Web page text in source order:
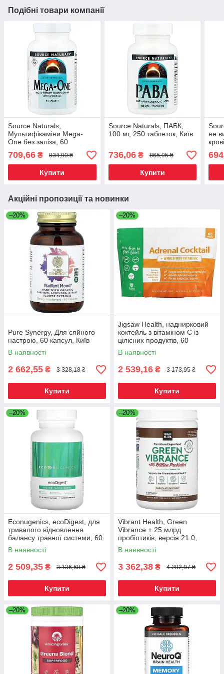
Подібні товари компанії
Source Naturals,
Мультифікаміни Mega-
One без заліза, 60
таблеток, Київ
709,66 ₴ 834,90 ₴
Купити
Source Naturals, ПАБК,
100 мг, 250 таблеток, Київ
736,06₴ 865,95 ₴
Купити
не
Київ
Акційні пропозиції та новинки
–20%
Pure Synergy, Для сяйного
настрою, 60 капсул, Київ
В наявності
2 662,55 ₴ 3 328,18 ₴
Купити
–20%
Jigsaw Health, наднирковий
коктейль з вітаміном C із
цілісних продуктів, 60
пакетиків, 240 г (8,5 унції),
Київ
В наявності
2 539,16 ₴ 3 173,95 ₴
Купити
–20%
Econugenics, ecoDigest, для
тривалого відновлення
балансу травної системи, 60
вегетаріанських, Київ
В наявності
2 509,35 ₴ 3 136,68 ₴
Купити
–20%
Vibrant Health, Green
Vibrance + 25 млрд
пробіотиків, версія 21.0,
шоколад і кокос, 350 г (12,35
унції), Київ
В наявності
3 362,38 ₴ 4 202,97 ₴
Купити
–20% –20%